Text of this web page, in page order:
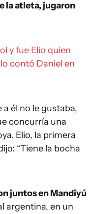
la atleta, jugaron
y fue Elio quien
contó Daniel en
a él no le gustaba,
concurría una
Elio, la primera
“Tiene la bocha
juntos en Mandiyú
argentina, en un